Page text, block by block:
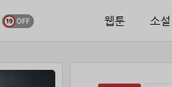
웹툰 소설